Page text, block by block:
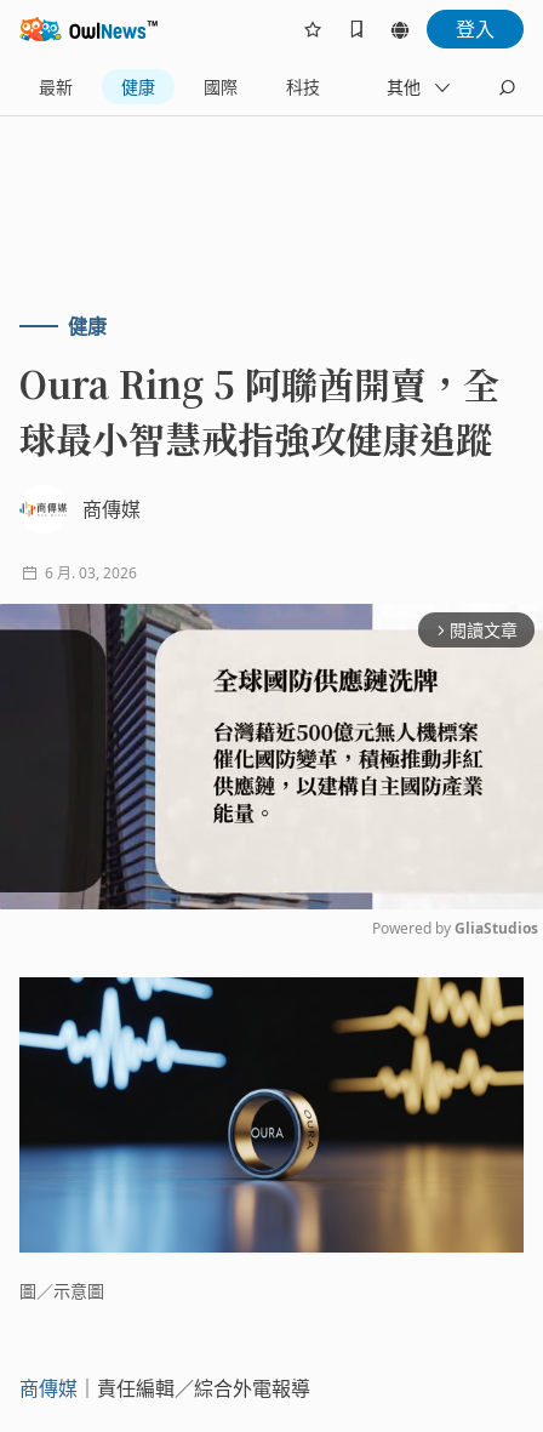
登入
最新 健康 國際 科技 財經
其他
健康
Oura Ring 5 阿聯酋開賣，全
球最小智慧戒指強攻健康追蹤
商傳媒
6 月. 03, 2026
arrow_forward_ios 閱讀文章
Mute
Powered by GliaStudios
圖／示意圖
商傳媒 ｜責任編輯／綜合外電報導